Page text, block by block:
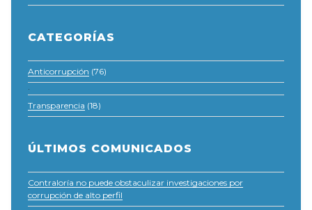
CATEGORÍAS
Anticorrupción (76)
·
Transparencia (18)
ÚLTIMOS COMUNICADOS
Contraloría no puede obstaculizar investigaciones por
corrupción de alto perfil